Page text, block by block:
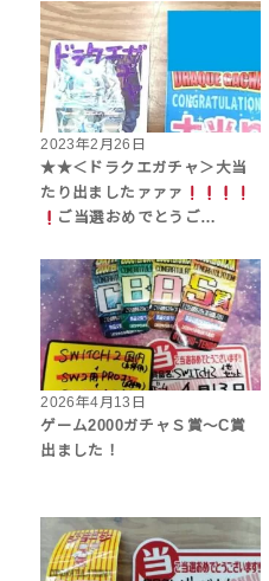
2023年2月26日
★★＜ドラクエガチャ＞大当
たり出ましたァァァ
ご当選おめでとうご…
2026年4月13日
ゲーム2000ガチャＳ賞〜C賞
出ました！